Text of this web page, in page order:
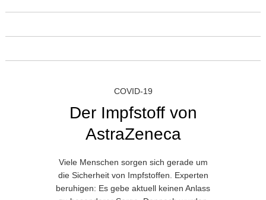
COVID-19
Der Impfstoff von
AstraZeneca
Viele Menschen sorgen sich gerade um
die Sicherheit von Impfstoffen. Experten
beruhigen: Es gebe aktuell keinen Anlass